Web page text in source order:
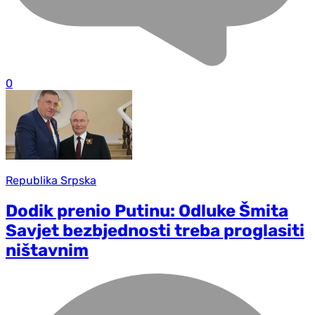
0
Republika Srpska
Dodik prenio Putinu: Odluke Šmita
Savjet bezbjednosti treba proglasiti
ništavnim